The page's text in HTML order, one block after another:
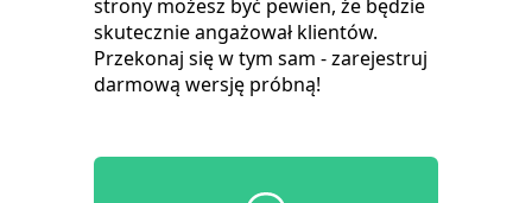
strony możesz być pewien, że będzie
skutecznie angażował klientów.
Przekonaj się w tym sam - zarejestruj
darmową wersję próbną!